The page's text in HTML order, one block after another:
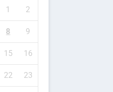
1 2
8 9
15 16
22 23